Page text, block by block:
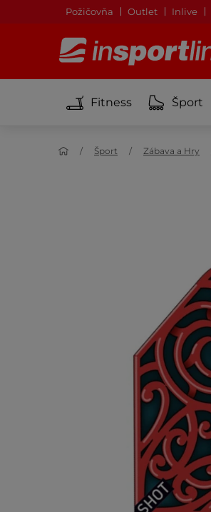
Požičovňa Outlet Inlive
Fitness Šport
Šport Zábava a Hry